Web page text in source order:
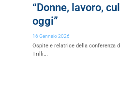
“Donne, lavoro,
oggi”
16 Gennaio 2026
Ospite e relatrice della conferenza
Trilli...